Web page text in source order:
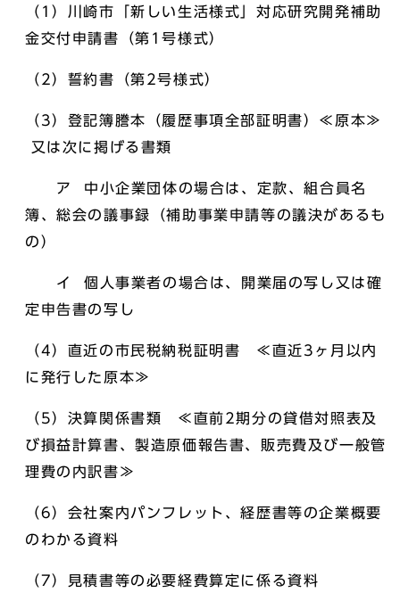
（1）川崎市「新しい生活様式」対応研究開発補助
金交付申請書（第1号様式）
（2）誓約書（第2号様式）
（3）登記簿謄本（履歴事項全部証明書）≪原本≫
又は次に掲げる書類
ア 中小企業団体の場合は、定款、組合員名
簿、総会の議事録（補助事業申請等の議決があるも
の）
イ 個人事業者の場合は、開業届の写し又は確
定申告書の写し
（4）直近の市民税納税証明書 ≪直近3ヶ月以内
に発行した原本≫
（5）決算関係書類 ≪直前2期分の貸借対照表及
び損益計算書、製造原価報告書、販売費及び一般管
理費の内訳書≫
（6）会社案内パンフレット、経歴書等の企業概要
のわかる資料
（7）見積書等の必要経費算定に係る資料